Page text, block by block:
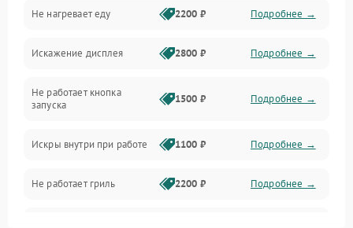
Механические повреждения
Питание и запуск
Нагрев и приготовление
Программное обеспечение
Не нагревает еду 2200 ₽ Подробнее →
Искажение дисплея 2800 ₽ Подробнее →
Не работает кнопка
запуска
1500 ₽ Подробнее →
Искры внутри при работе 1100 ₽ Подробнее →
Не работает гриль 2200 ₽ Подробнее →